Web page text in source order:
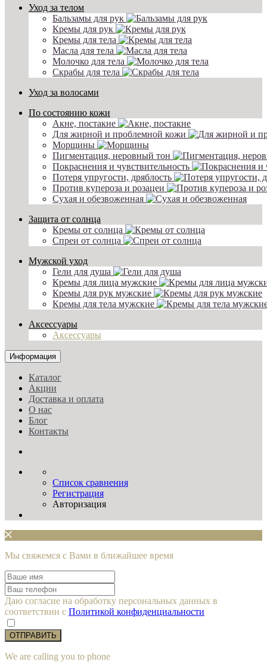
Уход за телом
Бальзамы для рук
Кремы для рук
Кремы для тела
Масла для тела
Молочко для тела
Скрабы для тела
Уход за волосами
По состоянию кожи
Акне, постакне
Для жирной и проблемной кожи
Морщины
Пигментация, неровный тон
Покраснения и чувствительность
Потеря упругости, дряблость
Против купероза и розацеи
Сухая и обезвоженная
Защита от солнца
Кремы от солнца
Спреи от солнца
Мужской уход
Гели для душа
Кремы для лица мужские
Кремы для рук мужские
Кремы для тела мужские
Аксессуары
Аксессуары
Информация
Каталог
Акции
Доставка и оплата
О нас
Блог
Контакты
Список сравнения
Регистрация
Авторизация
Мы cвяжемся с Вами в ближайшее время
Даю согласие на обработку персональных данных в
соответствии с Политикой конфиденциальности
ОТПРАВИТЬ
We are calling you to phone